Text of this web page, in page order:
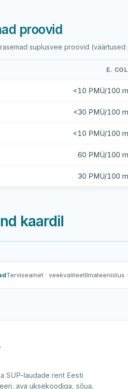
proovid
suplusvee proovid
E.
<10 PMÜ/100
<30 PMÜ/100
<10 PMÜ/100
60 PMÜ/100
30 PMÜ/100
kaardil
Terviseamet · veekvaliteetIlmateenistus
SUP-laudade rent Eesti
ava uksekoodiga, sõua.